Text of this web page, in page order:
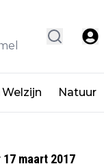
Natuur
maart 2017